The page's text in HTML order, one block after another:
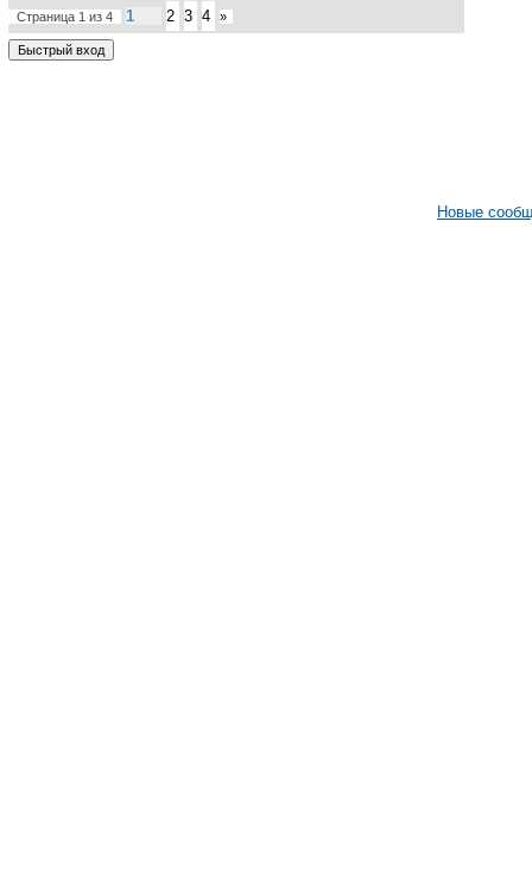
Страница 1 из 4 1 2 3 4 »
Новые